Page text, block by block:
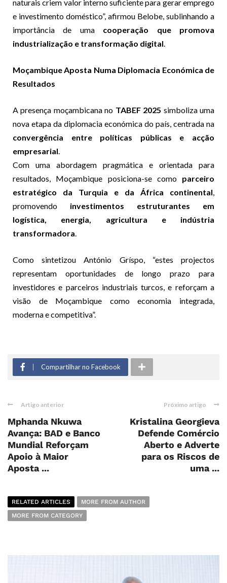
naturais criem valor interno suficiente para gerar emprego
e investimento doméstico”, afirmou Belobe, sublinhando a
importância de uma cooperação que promova
industrialização e transformação digital.
Moçambique Aposta Numa Diplomacia Económica de
Resultados
A presença moçambicana no TABEF 2025 simboliza uma
nova etapa da diplomacia económica do país, centrada na
convergência entre políticas públicas e acção
empresarial.
Com uma abordagem pragmática e orientada para
resultados, Moçambique posiciona-se como parceiro
estratégico da Turquia e da África continental,
promovendo investimentos estruturantes em
logística, energia, agricultura e indústria
transformadora.
Como sintetizou António Gríspo, “estes projectos
representam oportunidades de longo prazo para
investidores e parceiros industriais turcos, e reforçam a
visão de Moçambique como economia integrada,
moderna e competitiva”.
Compartilhar no Facebook
Artigo anterior
Mphanda Nkuwa
Avança: BAD e Banco
Mundial Reforçam
Apoio à Maior
Aposta ...
Próximo artigo
Kristalina Georgieva
Defende Comércio
Aberto e Adverte
para os Riscos de
uma ...
RELATED ARTICLES
MORE FROM AUTHOR
MORE FROM CATEGORY